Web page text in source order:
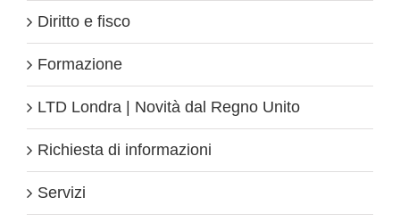
Diritto e fisco
Formazione
LTD Londra | Novità dal Regno Unito
Richiesta di informazioni
Servizi